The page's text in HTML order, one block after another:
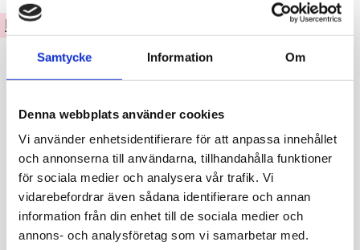
Samtycke Information Om
Denna webbplats använder cookies
Vi använder enhetsidentifierare för att anpassa innehållet
och annonserna till användarna, tillhandahålla funktioner
för sociala medier och analysera vår trafik. Vi
vidarebefordrar även sådana identifierare och annan
information från din enhet till de sociala medier och
annons- och analysföretag som vi samarbetar med.
KULTUR